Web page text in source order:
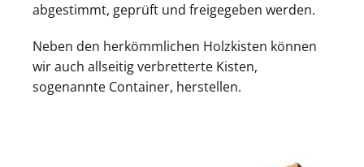
abgestimmt, geprüft und freigegeben werden.
Neben den herkömmlichen Holzkisten können
wir auch allseitig verbretterte Kisten,
sogenannte Container, herstellen.